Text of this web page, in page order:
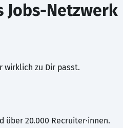
Jobs-Netzwerk
wirklich zu Dir passt.
über 20.000 Recruiter·innen.